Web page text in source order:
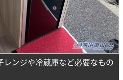
ンジや冷蔵庫など必要なもの